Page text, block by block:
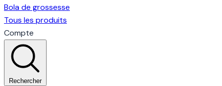
Bola de grossesse
Tous les produits
Compte
Rechercher